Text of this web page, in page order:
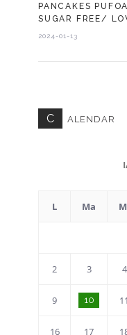
PANCAKES
SUGAR FREE/
2024-01-13
C ALENDAR
L Ma
2 3 4
9 10 11
16 17